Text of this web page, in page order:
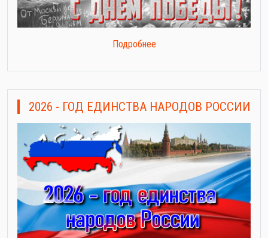
Подробнее
2026 - ГОД ЕДИНСТВА НАРОДОВ РОССИИ